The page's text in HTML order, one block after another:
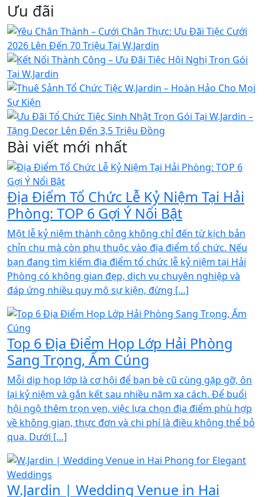
Ưu đãi
Bài viết mới nhất
Địa Điểm Tổ Chức Lễ Kỷ Niệm Tại Hải
Phòng: TOP 6 Gợi Ý Nổi Bật
Một lễ kỷ niệm thành công không chỉ đến từ kịch bản
chỉn chu mà còn phụ thuộc vào địa điểm tổ chức. Nếu
bạn đang tìm kiếm địa điểm tổ chức lễ kỷ niệm tại Hải
Phòng có không gian đẹp, dịch vụ chuyên nghiệp và
đáp ứng nhiều quy mô sự kiện, đừng […]
Top 6 Địa Điểm Họp Lớp Hải Phòng
Sang Trọng, Ấm Cúng
Mỗi dịp họp lớp là cơ hội để bạn bè cũ cùng gặp gỡ, ôn
lại kỷ niệm và gắn kết sau nhiều năm xa cách. Để buổi
hội ngộ thêm trọn vẹn, việc lựa chọn địa điểm phù hợp
về không gian, thực đơn và chi phí là điều không thể bỏ
qua. Dưới […]
W.Jardin | Wedding Venue in Hai